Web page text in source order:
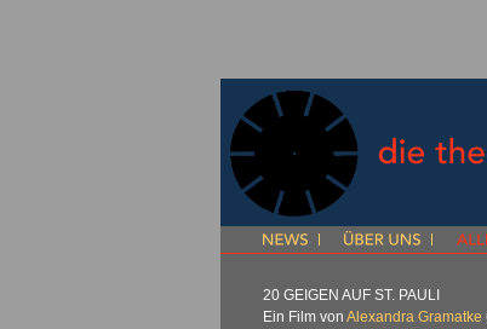
20 GEIGEN AUF ST. PAULI
Ein Film von Alexandra Gramatke